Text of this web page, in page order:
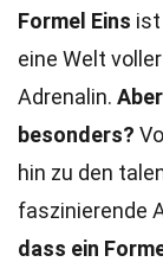
Formel Eins ist
eine Welt
Adrenalin.
besonders?
hin zu den
faszinierende
dass ein